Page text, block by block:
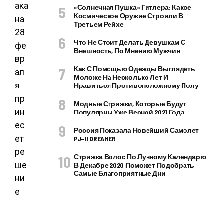
ака
на
28
фе
вр
ал
я
пр
ин
ес
ет
ре
ше
ни
е
«Солнечная Пушка» Гитлера: Какое
Космическое Оружие Строили В
Третьем Рейхе
Что Не Стоит Делать Девушкам С
Внешность, По Мнению Мужчин
Как С Помощью Одежды Выглядеть
Моложе На Несколько Лет И
Нравиться Противоположному Полу
Модные Стрижки, Которые Будут
Популярны Уже Весной 2021 Года
Россия Показала Новейший Самолет
PJ–II DREAMER
Стрижка Волос По Лунному Календарю
В Декабре 2020 Поможет Подобрать
Самые Благоприятные Дни